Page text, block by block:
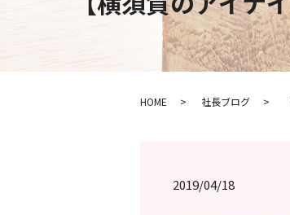
HOME 社長ブログ
2019/04/18